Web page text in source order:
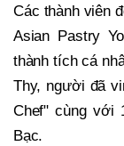
Các thành viên
Asian Pastry
thành tích cá
Thy, người đã
Chef" cùng với
Bạc.